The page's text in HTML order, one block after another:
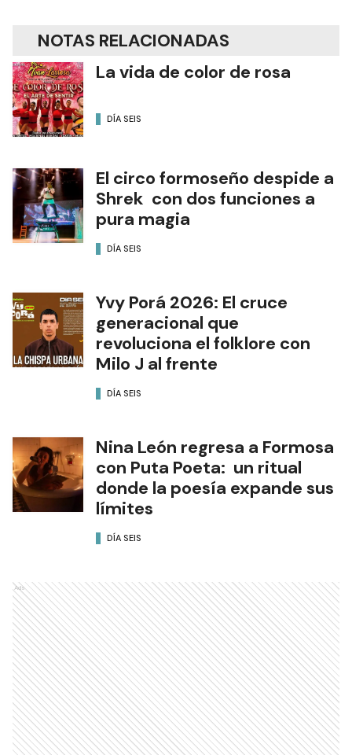
NOTAS RELACIONADAS
La vida de color de rosa
DÍA SEIS
El circo formoseño despide a
Shrek con dos funciones a
pura magia
DÍA SEIS
Yvy Porá 2026: El cruce
generacional que
revoluciona el folklore con
Milo J al frente
DÍA SEIS
Nina León regresa a Formosa
con Puta Poeta: un ritual
donde la poesía expande sus
límites
DÍA SEIS
Ads